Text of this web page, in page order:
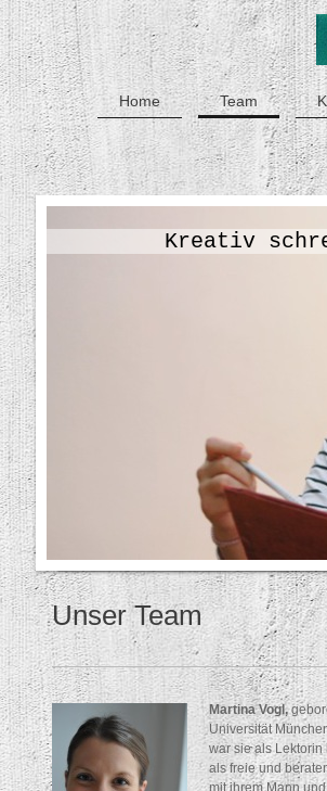
Home Team
Kreativ
Unser Team
Martina Vogl,
Universität
war sie als Lektorin
als freie und
mit ihrem Mann